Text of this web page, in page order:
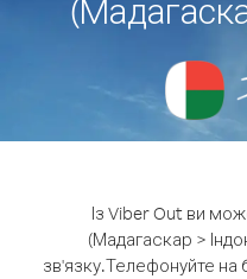
Із Viber Out ви
(Мадагаскар >
зв'язку.Телефонуйте на